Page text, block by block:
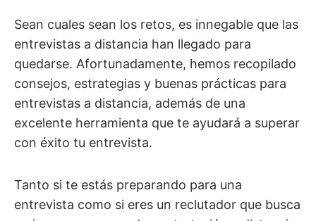
Sean cuales sean los retos, es innegable que las
entrevistas a distancia han llegado para
quedarse. Afortunadamente, hemos recopilado
consejos, estrategias y buenas prácticas para
entrevistas a distancia, además de una
excelente herramienta que te ayudará a superar
con éxito tu entrevista.
Tanto si te estás preparando para una
entrevista como si eres un reclutador que busca